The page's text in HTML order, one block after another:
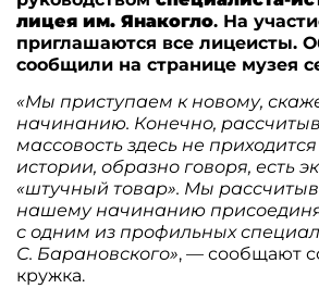
лицея им. Янакогло. На
приглашаются все лицеисты.
сообщили на странице музея
«Мы приступаем к новому,
начинанию. Конечно,
массовость здесь не
истории, образно говоря, есть
«штучный товар». Мы
нашему начинанию
с одним из профильных
С. Барановского», — сообщают
кружка.